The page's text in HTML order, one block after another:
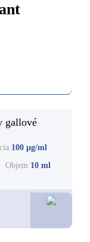
gallové
100 µg/ml
Objem 10 ml